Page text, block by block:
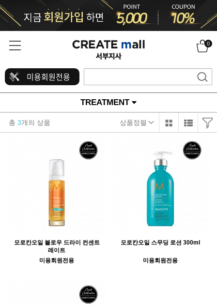
0
미용회원전용
TREATMENT
총 3개의 상품 상품정렬
모로칸오일 블로우 드라이 컨센트
레이트
미용회원전용
모로칸오일 스무딩 로션 300ml
미용회원전용